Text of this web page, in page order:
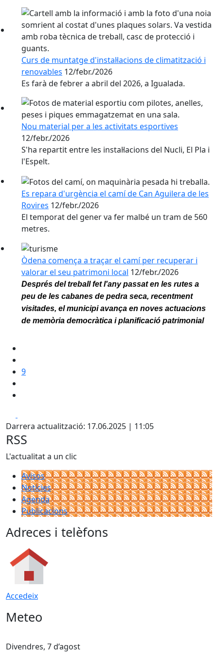
Curs de muntatge d'instal·lacions de climatització i
renovables 12/febr./2026
Es farà de febrer a abril del 2026, a Igualada.
Nou material per a les activitats esportives
12/febr./2026
S'ha repartit entre les instal·lacions del Nucli, El Pla i
l'Espelt.
Es repara d'urgència el camí de Can Aguilera de les
Rovires 12/febr./2026
El temporat del gener va fer malbé un tram de 560
metres.
Òdena comença a traçar el camí per recuperar i
valorar el seu patrimoni local 12/febr./2026
Després del treball fet l'any passat en les rutes a
peu de les cabanes de pedra seca, recentment
visitades, el municipi avança en noves actuacions
de memòria democràtica i planificació patrimonial
9
Darrera actualització: 17.06.2025 | 11:05
RSS
L'actualitat a un clic
Avisos
Notícies
Agenda
Publicacions
Adreces i telèfons
Accedeix
Meteo
Divendres, 7 d’agost